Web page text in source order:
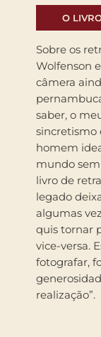
O
Sobre os
Wolfenson
câmera
saber, o
sincretismo
homem
mundo
livro de
legado
algumas
quis tornar
vice-versa.
fotografar,
realização”.